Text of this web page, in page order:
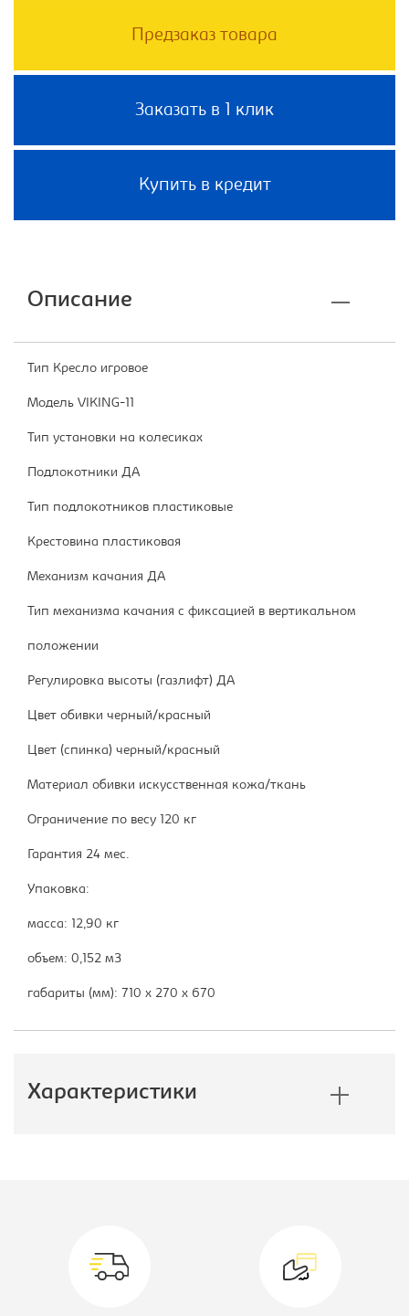
Предзаказ товара
Заказать в 1 клик
Купить в кредит
Описание
Тип Кресло игровое
Модель VIKING-11
Тип установки на колесиках
Подлокотники ДА
Тип подлокотников пластиковые
Крестовина пластиковая
Механизм качания ДА
Тип механизма качания с фиксацией в вертикальном
положении
Регулировка высоты (газлифт) ДА
Цвет обивки черный/красный
Цвет (спинка) черный/красный
Материал обивки искусственная кожа/ткань
Ограничение по весу 120 кг
Гарантия 24 мес.
Упаковка:
масса: 12,90 кг
объем: 0,152 м3
габариты (мм): 710 х 270 х 670
Характеристики
Материал обивки: кож.зам